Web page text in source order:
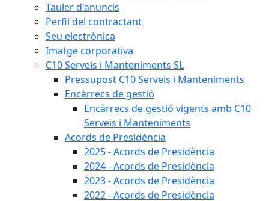
Tauler d'anuncis
Perfil del contractant
Seu electrònica
Imatge corporativa
C10 Serveis i Manteniments SL
Pressupost C10 Serveis i Manteniments
Encàrrecs de gestió
Encàrrecs de gestió vigents amb C10
Serveis i Manteniments
Acords de Presidència
2025 - Acords de Presidència
2024 - Acords de Presidència
2023 - Acords de Presidència
2022 - Acords de Presidència